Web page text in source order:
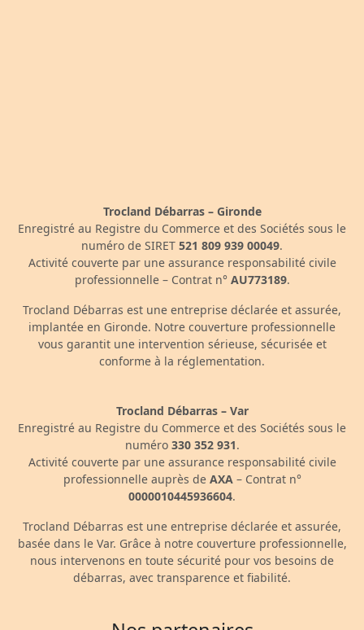
Trocland Débarras – Gironde
Enregistré au Registre du Commerce et des Sociétés sous le
numéro de SIRET 521 809 939 00049.
Activité couverte par une assurance responsabilité civile
professionnelle – Contrat n° AU773189.
Trocland Débarras est une entreprise déclarée et assurée,
implantée en Gironde. Notre couverture professionnelle
vous garantit une intervention sérieuse, sécurisée et
conforme à la réglementation.
Trocland Débarras – Var
Enregistré au Registre du Commerce et des Sociétés sous le
numéro 330 352 931.
Activité couverte par une assurance responsabilité civile
professionnelle auprès de AXA– Contrat n°
0000010445936604.
Trocland Débarras est une entreprise déclarée et assurée,
basée dans le Var. Grâce à notre couverture professionnelle,
nous intervenons en toute sécurité pour vos besoins de
débarras, avec transparence et fiabilité.